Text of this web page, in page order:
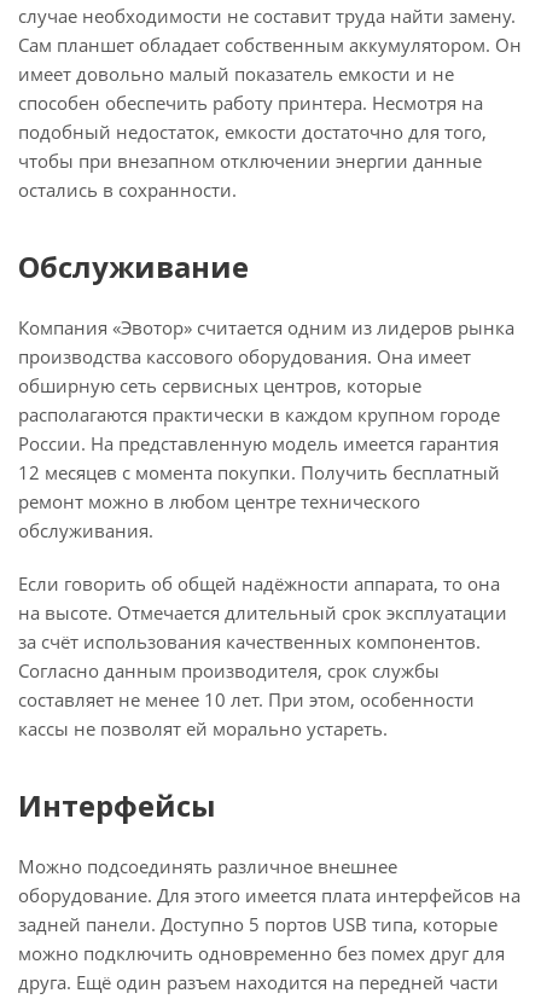
случае необходимости не составит труда найти замену.
Сам планшет обладает собственным аккумулятором. Он
имеет довольно малый показатель емкости и не
способен обеспечить работу принтера. Несмотря на
подобный недостаток, емкости достаточно для того,
чтобы при внезапном отключении энергии данные
остались в сохранности.
Обслуживание
Компания «Эвотор» считается одним из лидеров рынка
производства кассового оборудования. Она имеет
обширную сеть сервисных центров, которые
располагаются практически в каждом крупном городе
России. На представленную модель имеется гарантия
12 месяцев с момента покупки. Получить бесплатный
ремонт можно в любом центре технического
обслуживания.
Если говорить об общей надёжности аппарата, то она
на высоте. Отмечается длительный срок эксплуатации
за счёт использования качественных компонентов.
Согласно данным производителя, срок службы
составляет не менее 10 лет. При этом, особенности
кассы не позволят ей морально устареть.
Интерфейсы
Можно подсоединять различное внешнее
оборудование. Для этого имеется плата интерфейсов на
задней панели. Доступно 5 портов USB типа, которые
можно подключить одновременно без помех друг для
друга. Ещё один разъем находится на передней части